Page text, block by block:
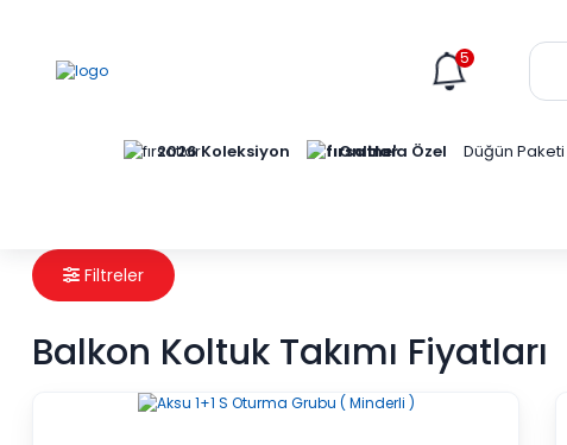
5
2026 Koleksiyon Online'a Özel Düğün Paketi
Filtreler
Balkon Koltuk Takımı Fiyatları